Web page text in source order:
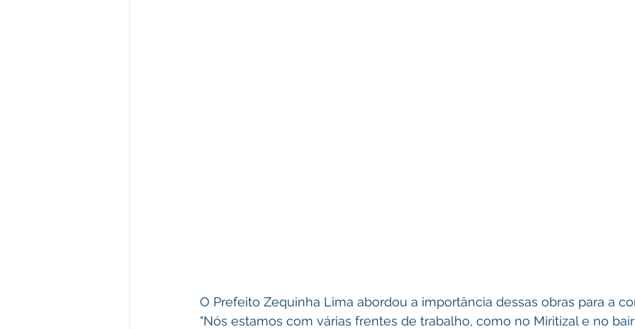
O Prefeito Zequinha Lima abordou a importância dessas obras para a
"Nós estamos com várias frentes de trabalho, como no Miritizal e no